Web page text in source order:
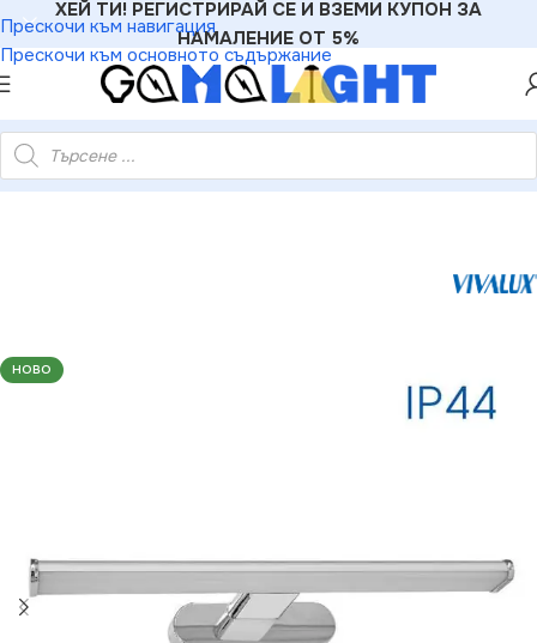
Прескочи към навигация
Прескочи към основното съдържание
ХЕЙ ТИ! РЕГИСТРИРАЙ СЕ И ВЗЕМИ КУПОН ЗА
НАМАЛЕНИЕ ОТ 5%
VIV003957 LED тяло за баня ARBA LED 8W 4000K IP44
НОВО